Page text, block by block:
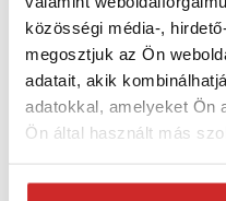
közösségi média-,
megosztjuk az Ön
adatait, akik
adatokkal, amelyeket Ön
Ön által használt más
SVX Karabiner anyával